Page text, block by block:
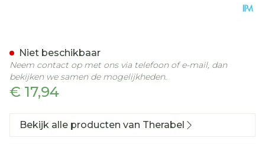
€ 17,94
Niet beschikbaar
Neem contact op met ons via telefoon of e-mail, dan
bekijken we samen de mogelijkheden.
Bekijk alle producten van Therabel